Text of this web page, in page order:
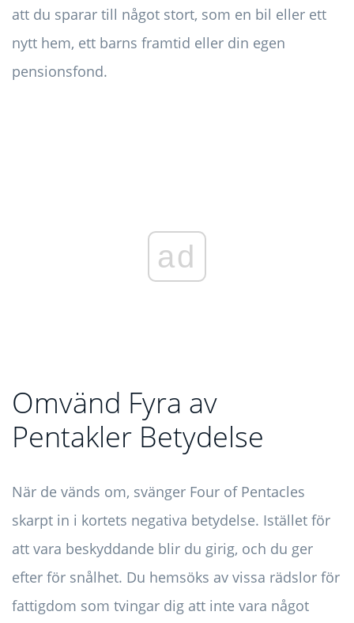
att du sparar till något stort, som en bil eller ett
nytt hem, ett barns framtid eller din egen
pensionsfond.
ad
Omvänd Fyra av
Pentakler Betydelse
När de vänds om, svänger Four of Pentacles
skarpt in i kortets negativa betydelse. Istället för
att vara beskyddande blir du girig, och du ger
efter för snålhet. Du hemsöks av vissa rädslor för
fattigdom som tvingar dig att inte vara något